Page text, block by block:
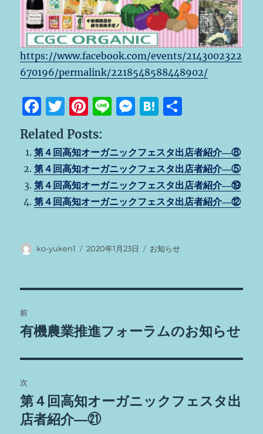
https://www.facebook.com/events/2143002322
670196/permalink/2218548588448902/
F
a
c
e
b
o
T
w
it
te
r
Pi
n
te
re
st
Li
e
M
ss
e
n
g
H
e
n
a
Related Posts:
第４回高知オーガニックフェスタ出店者紹介―⑧
第４回高知オーガニックフェスタ出店者紹介―⑤
第４回高知オーガニックフェスタ出店者紹介―⑲
第４回高知オーガニックフェスタ出店者紹介―⑫
投
ko-yuken1
投
2020年1月23日
カ
お知らせ
稿
ビ
ゲ
ー
前
前
投
稿:
有機農業推進フォーラムのお知らせ
次
次
の
第４回高知オーガニックフェスタ出
店者紹介―㉑